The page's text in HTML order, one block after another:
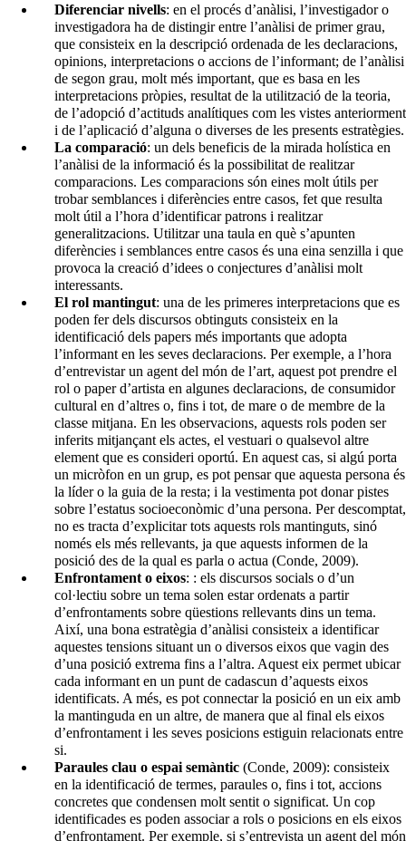
Diferenciar nivells: en el procés d’anàlisi, l’investigador o
investigadora ha de distingir entre l’anàlisi de primer grau,
que consisteix en la descripció ordenada de les declaracions,
opinions, interpretacions o accions de l’informant; de l’anàlisi
de segon grau, molt més important, que es basa en les
interpretacions pròpies, resultat de la utilització de la teoria,
de l’adopció d’actituds analítiques com les vistes anteriorment
i de l’aplicació d’alguna o diverses de les presents estratègies.
La comparació: un dels beneficis de la mirada holística en
l’anàlisi de la informació és la possibilitat de realitzar
comparacions. Les comparacions són eines molt útils per
trobar semblances i diferències entre casos, fet que resulta
molt útil a l’hora d’identificar patrons i realitzar
generalitzacions. Utilitzar una taula en què s’apunten
diferències i semblances entre casos és una eina senzilla i que
provoca la creació d’idees o conjectures d’anàlisi molt
interessants.
El rol mantingut: una de les primeres interpretacions que es
poden fer dels discursos obtinguts consisteix en la
identificació dels papers més importants que adopta
l’informant en les seves declaracions. Per exemple, a l’hora
d’entrevistar un agent del món de l’art, aquest pot prendre el
rol o paper d’artista en algunes declaracions, de consumidor
cultural en d’altres o, fins i tot, de mare o de membre de la
classe mitjana. En les observacions, aquests rols poden ser
inferits mitjançant els actes, el vestuari o qualsevol altre
element que es consideri oportú. En aquest cas, si algú porta
un micròfon en un grup, es pot pensar que aquesta persona és
la líder o la guia de la resta; i la vestimenta pot donar pistes
sobre l’estatus socioeconòmic d’una persona. Per descomptat,
no es tracta d’explicitar tots aquests rols mantinguts, sinó
només els més rellevants, ja que aquests informen de la
posició des de la qual es parla o actua (Conde, 2009).
Enfrontament o eixos: : els discursos socials o d’un
col·lectiu sobre un tema solen estar ordenats a partir
d’enfrontaments sobre qüestions rellevants dins un tema.
Així, una bona estratègia d’anàlisi consisteix a identificar
aquestes tensions situant un o diversos eixos que vagin des
d’una posició extrema fins a l’altra. Aquest eix permet ubicar
cada informant en un punt de cadascun d’aquests eixos
identificats. A més, es pot connectar la posició en un eix amb
la mantinguda en un altre, de manera que al final els eixos
d’enfrontament i les seves posicions estiguin relacionats entre
si.
Paraules clau o espai semàntic (Conde, 2009): consisteix
en la identificació de termes, paraules o, fins i tot, accions
concretes que condensen molt sentit o significat. Un cop
identificades es poden associar a rols o posicions en els eixos
d’enfrontament. Per exemple, si s’entrevista un agent del món